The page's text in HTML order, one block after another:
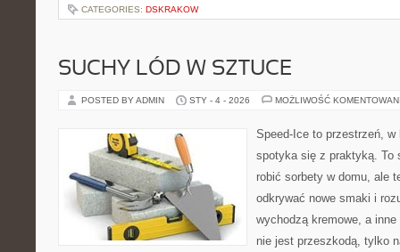
CATEGORIES: DSKRAKOW
SUCHY LÓD W SZTUCE
POSTED BY ADMIN STY - 4 - 2026 MOŻLIWOŚĆ
Speed-Ice to przestrzeń, w
spotyka się z praktyką. To
robić sorbety w domu, ale
odkrywać nowe smaki i
wychodzą kremowe, a
nie jest przeszkodą, tylko